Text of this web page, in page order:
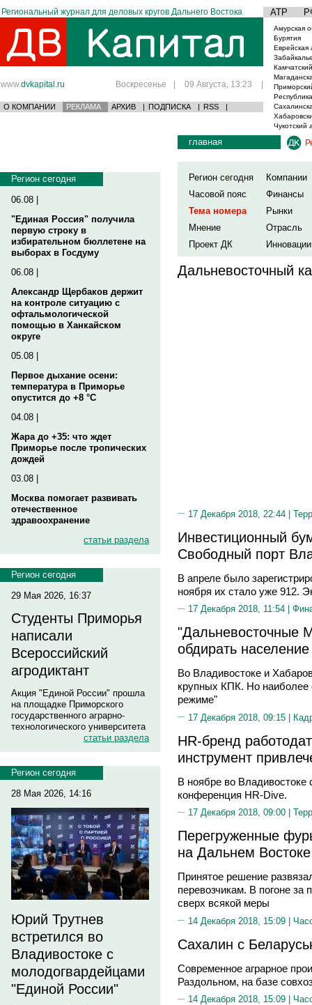
Региональный журнал для деловых кругов Дальнего Востока АТР
www.dvkapital.ru Воскресенье | 09 Августа, 13:23 |
О КОМПАНИИ РЕКЛАМА АРХИВ | ПОДПИСКА | RSS |
Амурская
Бурятия
Еврейская
Чукотский
Регион сегодня
06.08 |
"Единая Россия" получила
первую строку в
избирательном бюллетене на
выборах в Госдуму
06.08 |
Александр Щербаков держит
на контроле ситуацию с
офтальмологической
помощью в Ханкайском
округе
05.08 |
Первое дыхание осени:
температура в Приморье
опустится до +8 °C
04.08 |
Жара до +35: что ждет
Приморье после тропических
дождей
03.08 |
Москва помогает развивать
отечественное
здравоохранение
статьи раздела
Регион сегодня
29 Мая 2026, 16:37
Студенты Приморья
написали
Всероссийский
агродиктант
Акция "Единой России" прошла
на площадке Приморского
государственного аграрно-
технологического университета
статьи раздела
Регион сегодня
28 Мая 2026, 14:16
Юрий Трутнев
встретился во
Владивостоке с
молодогвардейцами
"Единой России"
главная
Регион сегодня
Компании
Часовой пояс
Финансы
Тема номера
Рынки
Мнение
Отрасль
Проект ДК
Инновации
Дальневосточный
17 Декабря 2018, 22:44 |
Инвестиционный
Свободный порт
В апреле было
ноября их стало уже 912.
17 Декабря 2018, 11:54 |
"Дальневосточные
обдирать население
Во Владивостоке и
крупных КПК. Но наиболее
режиме"
17 Декабря 2018, 09:15 |
HR-бренд
инструмент
В ноябре во Владивостоке
конференция HR-Dive.
17 Декабря 2018, 09:00 |
Перегруженные
на Дальнем Востоке
Принятое решение
перевозчикам. В погоне
сверх всякой меры
14 Декабря 2018, 15:09 |
Сахалин с
Современное аграрное
Раздольном, на базе
14 Декабря 2018, 15:09 |